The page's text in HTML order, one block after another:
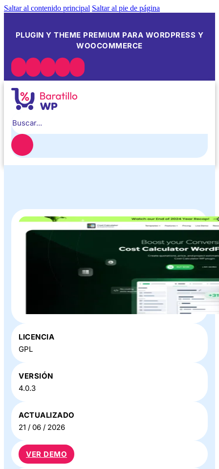
Saltar al contenido principal Saltar al pie de página
PLUGIN Y THEME PREMIUM PARA WORDPRESS Y
WOOCOMMERCE
» en Baratillo WP
LICENCIA
GPL
VERSIÓN
4.0.3
ACTUALIZADO
21 / 06 / 2026
VER DEMO